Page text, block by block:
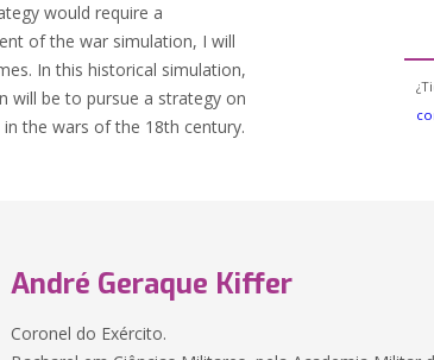
would require a
of the war simulation, I will
In this historical simulation,
will be to pursue a strategy on
the wars of the 18th century.
André Geraque Kiffer
Coronel do Exército.